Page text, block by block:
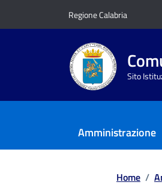
Regione Calabria
Sito
Amministrazione
Home /